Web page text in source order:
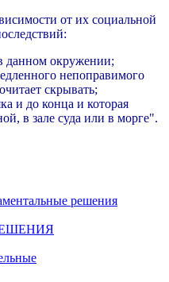
от их социальной
данном окружении;
непоправимого
скрывать;
и до конца и которая
в зале суда или в морге".
решения